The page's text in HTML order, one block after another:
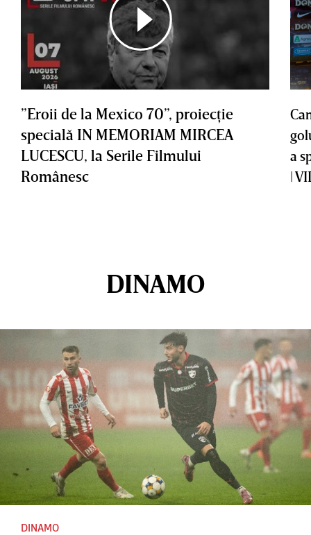
”Eroii de la Mexico 70”, proiecţie
specială IN MEMORIAM MIRCEA
LUCESCU, la Serile Filmului
Românesc
a
|
DINAMO
DINAMO